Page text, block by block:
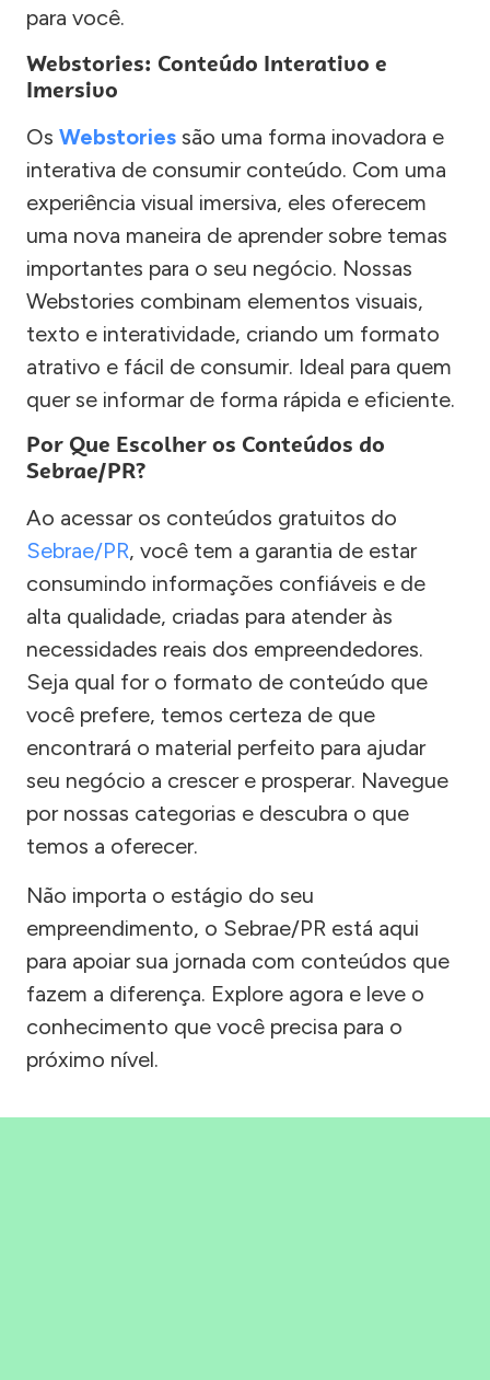
para você.
Webstories: Conteúdo Interativo e
Imersivo
Os Webstories são uma forma inovadora e
interativa de consumir conteúdo. Com uma
experiência visual imersiva, eles oferecem
uma nova maneira de aprender sobre temas
importantes para o seu negócio. Nossas
Webstories combinam elementos visuais,
texto e interatividade, criando um formato
atrativo e fácil de consumir. Ideal para quem
quer se informar de forma rápida e eficiente.
Por Que Escolher os Conteúdos do
Sebrae/PR?
Ao acessar os conteúdos gratuitos do
Sebrae/PR, você tem a garantia de estar
consumindo informações confiáveis e de
alta qualidade, criadas para atender às
necessidades reais dos empreendedores.
Seja qual for o formato de conteúdo que
você prefere, temos certeza de que
encontrará o material perfeito para ajudar
seu negócio a crescer e prosperar. Navegue
por nossas categorias e descubra o que
temos a oferecer.
Não importa o estágio do seu
empreendimento, o Sebrae/PR está aqui
para apoiar sua jornada com conteúdos que
fazem a diferença. Explore agora e leve o
conhecimento que você precisa para o
próximo nível.